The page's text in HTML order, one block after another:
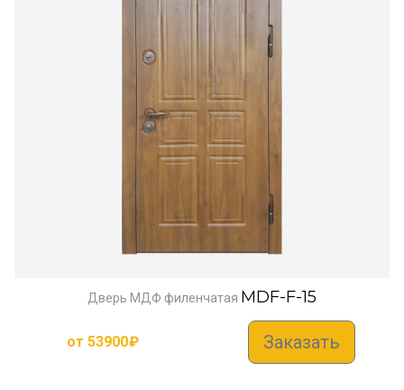
Дверь МДФ филенчатая MDF-F-15
от 53900₽ Заказать